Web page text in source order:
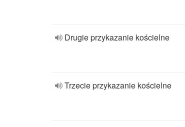
Drugie przykazanie kościelne
Trzecie przykazanie kościelne